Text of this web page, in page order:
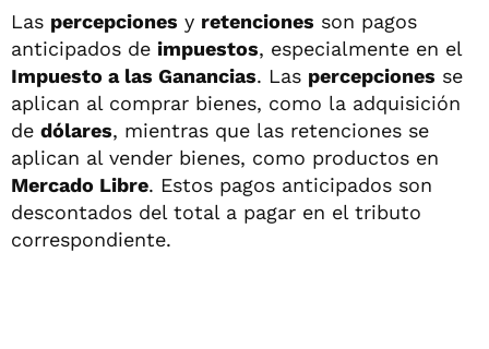
Las percepciones y retenciones son pagos
anticipados de impuestos, especialmente en el
Impuesto a las Ganancias. Las percepciones se
aplican al comprar bienes, como la adquisición
de dólares, mientras que las retenciones se
aplican al vender bienes, como productos en
Mercado Libre. Estos pagos anticipados son
descontados del total a pagar en el tributo
correspondiente.